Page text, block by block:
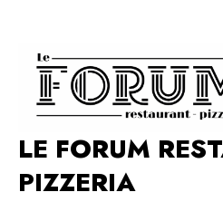
LE FORUM
PIZZERIA